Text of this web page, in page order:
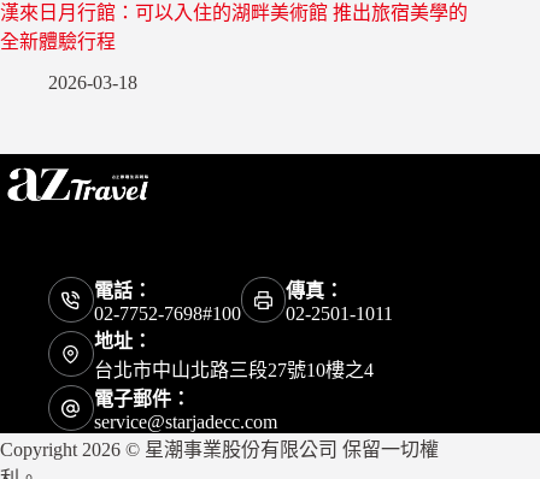
漢來日月行館：可以入住的湖畔美術館 推出旅宿美學的
全新體驗行程
2026-03-18
電話：
02-7752-7698#100
傳真：
02-2501-1011
地址：
台北市中山北路三段27號10樓之4
電子郵件：
service@starjadecc.com
Copyright 2026 © 星潮事業股份有限公司 保留一切權